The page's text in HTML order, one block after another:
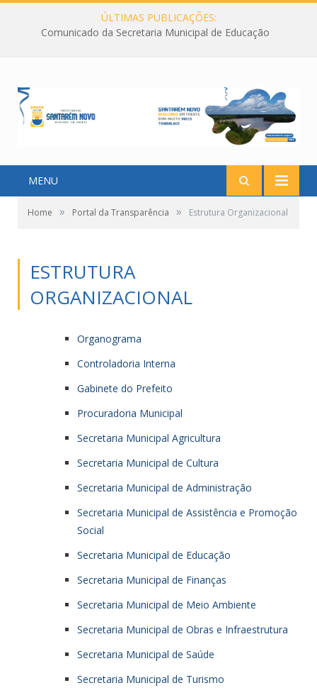
ÚLTIMAS PUBLICAÇÕES:
Comunicado da Secretaria Municipal de Educação
MENU
Home » Portal da Transparência » Estrutura Organizacional
ESTRUTURA
ORGANIZACIONAL
Organograma
Controladoria Interna
Gabinete do Prefeito
Procuradoria Municipal
Secretaria Municipal Agricultura
Secretaria Municipal de Cultura
Secretaria Municipal de Administração
Secretaria Municipal de Assistência e Promoção
Social
Secretaria Municipal de Educação
Secretaria Municipal de Finanças
Secretaria Municipal de Meio Ambiente
Secretaria Municipal de Obras e Infraestrutura
Secretaria Municipal de Saúde
Secretaria Municipal de Turismo